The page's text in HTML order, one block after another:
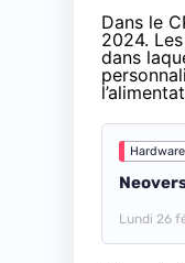
Dans le
2024.
dans
Hardware
Lundi 26